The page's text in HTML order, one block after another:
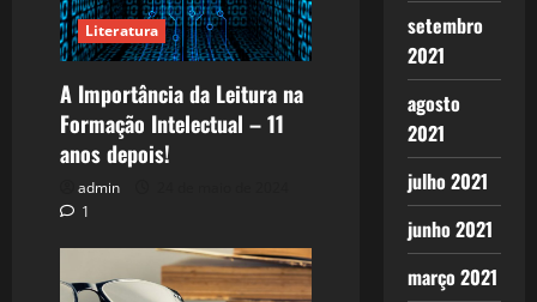
Literatura
A Importância da Leitura na
Formação Intelectual – 11
anos depois!
admin
1
setembro
2021
agosto
2021
julho 2021
junho 2021
março 2021